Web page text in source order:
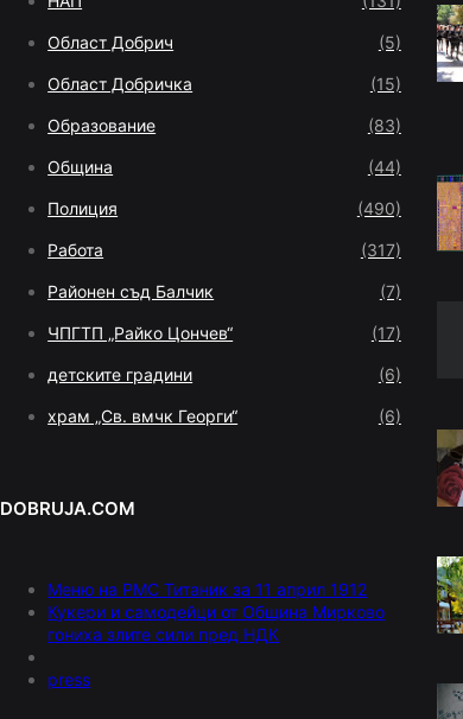
Област Добрич (5)
Област Добричка (15)
Образование (83)
Община (44)
Полиция (490)
Работа (317)
Районен съд Балчик (7)
ЧПГТП „Райко Цончев“ (17)
детските градини (6)
храм „Св. вмчк Георги“ (6)
DOBRUJA.COM
Меню на РМС Титаник за 11 април 1912
Кукери и самодейци от Община Мирково
гониха злите сили пред НДК
press